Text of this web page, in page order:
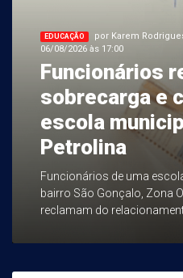
EDUCAÇÃO
por Karem
06/08/2026 às 17:00
Funcionários
sobrecarga e
escola
Petrolina
Funcionários de uma
bairro São Gonçalo, Zona
reclamam do